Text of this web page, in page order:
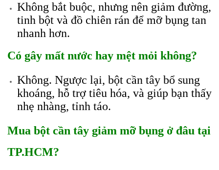
Không bắt buộc, nhưng nên giảm đường,
tinh bột và đồ chiên rán để mỡ bụng tan
nhanh hơn.
Có gây mất nước hay mệt mỏi không?
Không. Ngược lại, bột cần tây bổ sung
khoáng, hỗ trợ tiêu hóa, và giúp bạn thấy
nhẹ nhàng, tỉnh táo.
Mua bột cần tây giảm mỡ bụng ở đâu tại
TP.HCM?